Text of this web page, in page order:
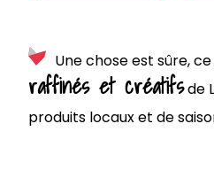
Une chose est sûre,
raffinés et créatifsde
produits locaux et de